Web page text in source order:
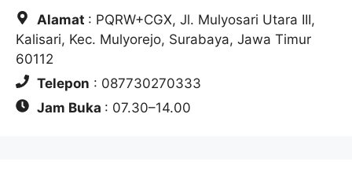
Alamat : PQRW+CGX, Jl. Mulyosari Utara III,
Kalisari, Kec. Mulyorejo, Surabaya, Jawa Timur
60112
Telepon : 087730270333
Jam Buka : 07.30–14.00